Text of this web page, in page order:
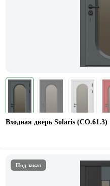
Входная дверь Solaris (СО.61.3)
Под заказ